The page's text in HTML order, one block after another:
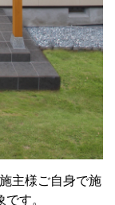
主様ご自身で施
です。
る音を楽しむこ